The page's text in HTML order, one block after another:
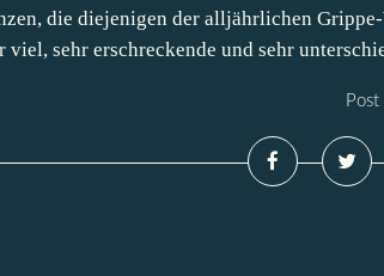
die diejenigen der alljährlichen
viel, sehr erschreckende und sehr
Post